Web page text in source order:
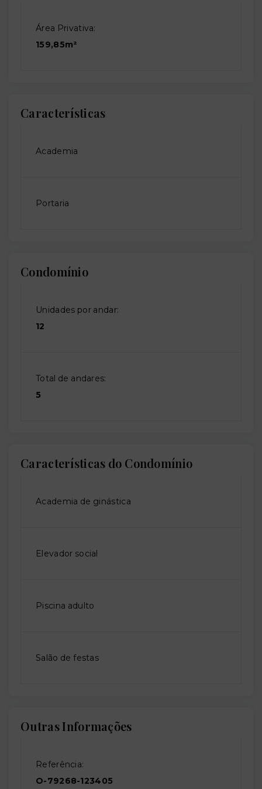
Área Privativa:
159,85m²
Características
Academia
Portaria
Condomínio
Unidades por andar:
12
Total de andares:
5
Características do Condomínio
Academia de ginástica
Elevador social
Piscina adulto
Salão de festas
Outras Informações
Referência:
O-79268-123405